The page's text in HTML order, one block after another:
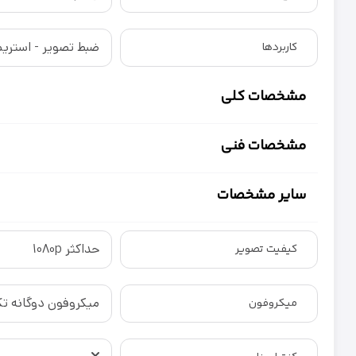
کاربردها ضبط تصویر -
مشخصات کلی
مشخصات فنی
سایر مشخصات
کیفیت تصویر حداکثر 1080p
میکروفون میکروفون دوگانه